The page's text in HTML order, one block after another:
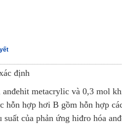
định
metacrylic và 0,3 mol
hỗn hợp hơi B gồm hỗn hợp
của phản ứng hiđro hóa